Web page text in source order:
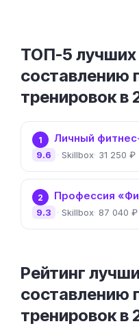
ТОП-5 лучших
составлению
тренировок в
1 Личный
Skillbox 31 250 ₽
9.6
2 Профессия
Skillbox 87 040 ₽
9.3
Рейтинг
составлению
тренировок в